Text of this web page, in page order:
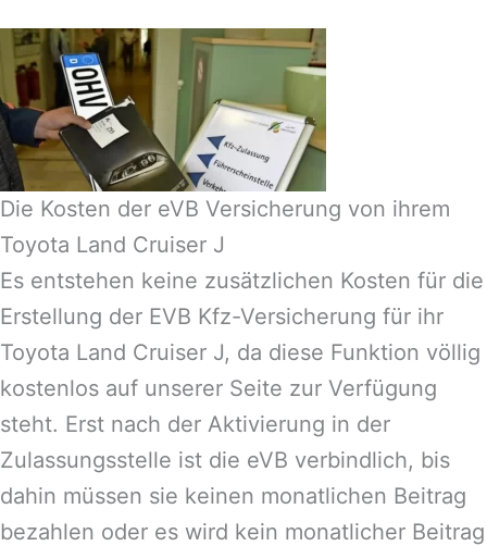
Die Kosten der eVB Versicherung von ihrem
Toyota Land Cruiser J
Es entstehen keine zusätzlichen Kosten für die
Erstellung der EVB Kfz-Versicherung für ihr
Toyota Land Cruiser J, da diese Funktion völlig
kostenlos auf unserer Seite zur Verfügung
steht. Erst nach der Aktivierung in der
Zulassungsstelle ist die eVB verbindlich, bis
dahin müssen sie keinen monatlichen Beitrag
bezahlen oder es wird kein monatlicher Beitrag